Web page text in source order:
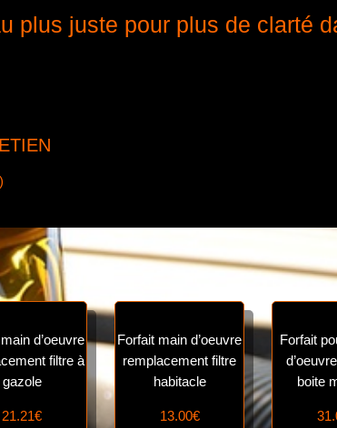
plus juste pour plus de clarté
d’oeuvre
filtre à
gazole
21.21€
Forfait main d’oeuvre
remplacement filtre
habitacle
13.00€
Forfait
boite